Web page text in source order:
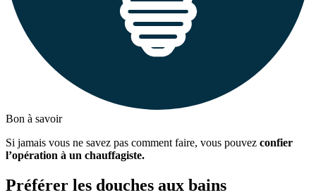
Bon à savoir
Si jamais vous ne savez pas comment faire, vous pouvez confier
l’opération à un chauffagiste.
Préférer les douches aux bains